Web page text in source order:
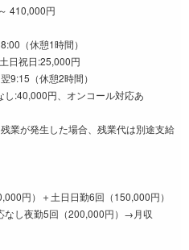
410,000円
（休憩1時間）
日祝日:25,000円
9:15（休憩2時間）
し:40,000円、オンコール対応あ
業が発生した場合、残業代は別途支給
円）＋土日日勤6回（150,000円）
なし夜勤5回（200,000円）→月収